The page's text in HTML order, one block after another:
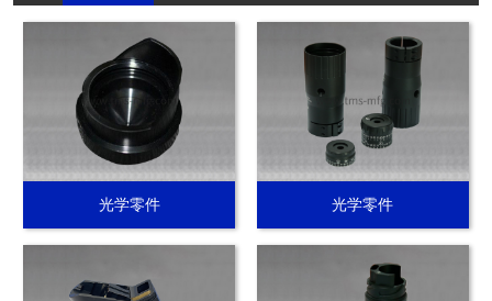
光学零件 光学零件